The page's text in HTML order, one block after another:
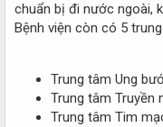
chuẩn bị đi nước ngoài,
Bệnh viện còn có 5
Trung tâm Ung
Trung tâm Truyền
Trung tâm Tim